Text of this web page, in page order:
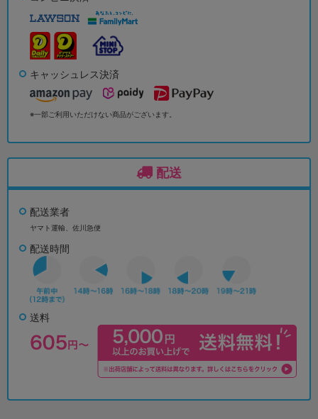
キャッシュレス決済
※一部ご利用いただけない商品がございます。
配送
配送業者
ヤマト運輸、佐川急便
配送時間
送料